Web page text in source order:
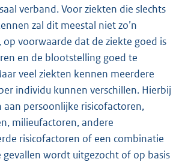
verband. Voor ziekten die slechts
zal dit meestal niet zo’n
op voorwaarde dat de ziekte goed is
en de blootstelling goed te
veel ziekten kennen meerdere
individu kunnen verschillen. Hierbij
aan persoonlijke risicofactoren,
milieufactoren, andere
risicofactoren of een combinatie
gevallen wordt uitgezocht of op basis